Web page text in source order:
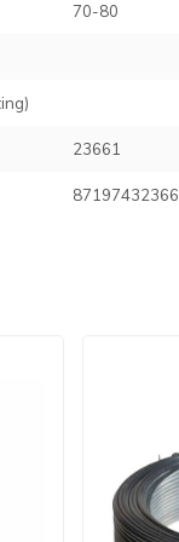
70-80
23661